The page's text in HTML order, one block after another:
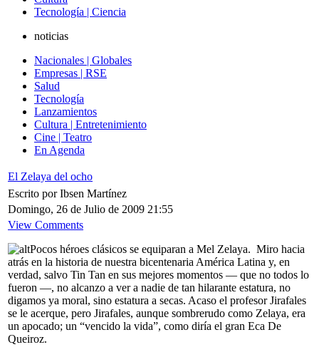
Tecnología | Ciencia
noticias
Nacionales | Globales
Empresas | RSE
Salud
Tecnología
Lanzamientos
Cultura | Entretenimiento
Cine | Teatro
En Agenda
El Zelaya del ocho
Escrito por Ibsen Martínez
Domingo, 26 de Julio de 2009 21:55
View Comments
Pocos héroes clásicos se equiparan a Mel Zelaya. Miro hacia
atrás en la historia de nuestra bicentenaria América Latina y, en
verdad, salvo Tin Tan en sus mejores momentos — que no todos lo
fueron —, no alcanzo a ver a nadie de tan hilarante estatura, no
digamos ya moral, sino estatura a secas. Acaso el profesor Jirafales
se le acerque, pero Jirafales, aunque sombrerudo como Zelaya, era
un apocado; un “vencido la vida”, como diría el gran Eca De
Queiroz.